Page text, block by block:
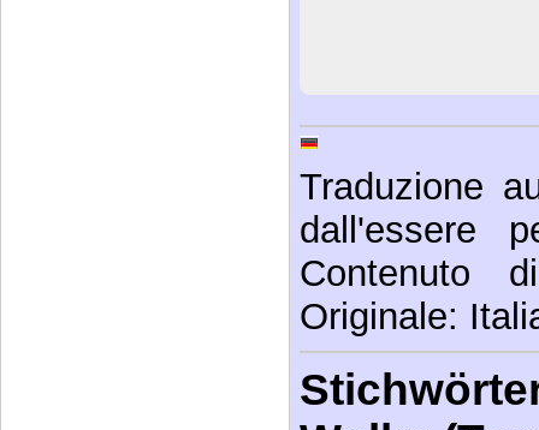
Traduzione
dall'essere
Contenuto
Originale: